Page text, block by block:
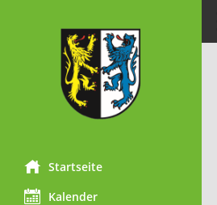
Startseite
Kalender